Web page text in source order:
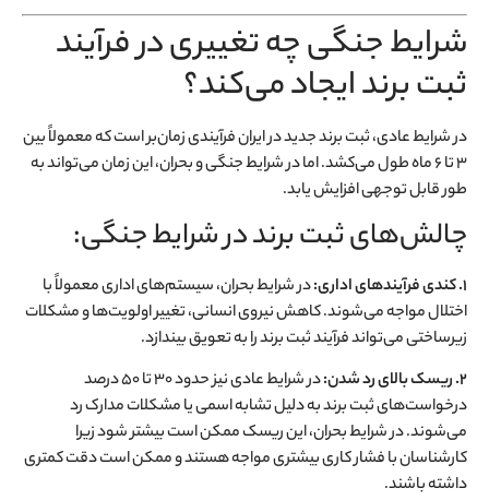
شرایط جنگی چه تغییری در فرآیند
ثبت برند ایجاد می‌کند؟
در شرایط عادی، ثبت برند جدید در ایران فرآیندی زمان‌بر است که معمولاً بین
۳ تا ۶ ماه طول می‌کشد. اما در شرایط جنگی و بحران، این زمان می‌تواند به
طور قابل توجهی افزایش یابد.
چالش‌های ثبت برند در شرایط جنگی:
۱. کندی فرآیندهای اداری:
در شرایط بحران، سیستم‌های اداری معمولاً با
اختلال مواجه می‌شوند. کاهش نیروی انسانی، تغییر اولویت‌ها و مشکلات
زیرساختی می‌تواند فرآیند ثبت برند را به تعویق بیندازد.
۲. ریسک بالای رد شدن:
در شرایط عادی نیز حدود ۳۰ تا ۵۰ درصد
درخواست‌های ثبت برند به دلیل تشابه اسمی یا مشکلات مدارک رد
می‌شوند. در شرایط بحران، این ریسک ممکن است بیشتر شود زیرا
کارشناسان با فشار کاری بیشتری مواجه هستند و ممکن است دقت کمتری
داشته باشند.